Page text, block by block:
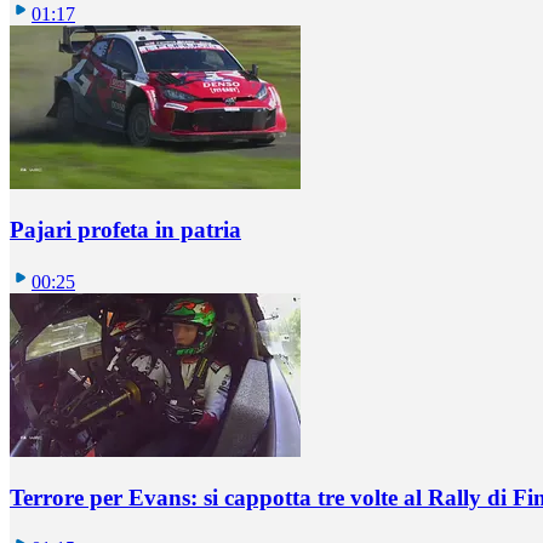
01:17
Pajari profeta in patria
00:25
Terrore per Evans: si cappotta tre volte al Rally di